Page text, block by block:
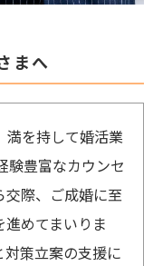
まへ
満を持して婚活業
験豊富なカウンセ
交際、ご成婚に至
めてまいりま
策立案の支援に